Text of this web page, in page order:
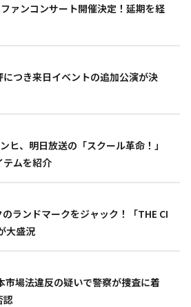
ァンコンサート開催決定！延期を経
つき来日イベントの追加公演が決
ヒ、明日放送の「スクール革命！」
テムを紹介
ランドマークをジャック！「THE CI
大盛況
場法違反の疑いで警察が捜査に着
認